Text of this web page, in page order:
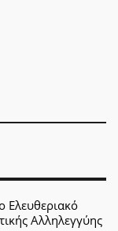
Ελευθεριακό
Αλληλεγγύης